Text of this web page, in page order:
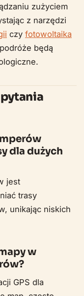
zużyciem
z narzędzi
czy fotowoltaika
będą
dla dużych
jest
trasy
unikając niskich
w
GPS dla